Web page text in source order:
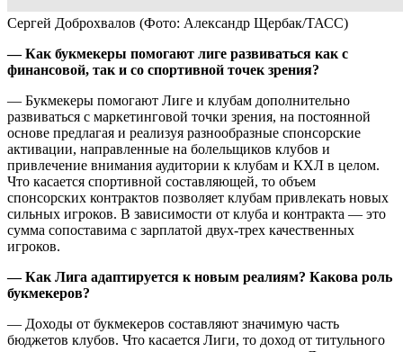
Сергей Доброхвалов (Фото: Александр Щербак/ТАСС)
— Как букмекеры помогают лиге развиваться как с
финансовой, так и со спортивной точек зрения?
— Букмекеры помогают Лиге и клубам дополнительно
развиваться с маркетинговой точки зрения, на постоянной
основе предлагая и реализуя разнообразные спонсорские
активации, направленные на болельщиков клубов и
привлечение внимания аудитории к клубам и КХЛ в целом.
Что касается спортивной составляющей, то объем
спонсорских контрактов позволяет клубам привлекать новых
сильных игроков. В зависимости от клуба и контракта — это
сумма сопоставима с зарплатой двух-трех качественных
игроков.
— Как Лига адаптируется к новым реалиям? Какова роль
букмекеров?
— Доходы от букмекеров составляют значимую часть
бюджетов клубов. Что касается Лиги, то доход от титульного